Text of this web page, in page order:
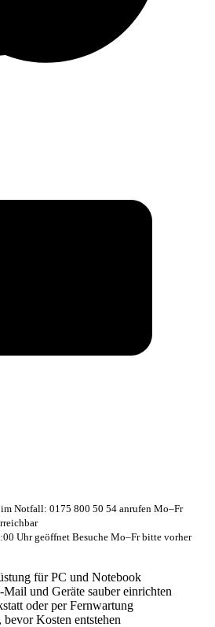
im Notfall: 0175 800 50 54 anrufen Mo–Fr
Uhr geöffnet Besuche Mo–Fr bitte vorher
für PC und Notebook
und Geräte sauber einrichten
oder per Fernwartung
Kosten entstehen